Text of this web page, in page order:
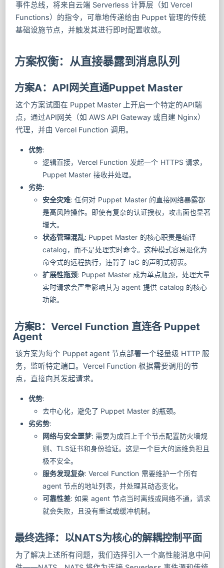
事件总线，将来自云端 Serverless 计算层（如 Vercel
Functions）的指令，可靠地传递给由 Puppet 管理的传统
基础设施节点，并触发其进行即时配置收敛。
方案权衡：从直接暴露到消息队列
方案A：API网关直通Puppet Master
这个方案试图在 Puppet Master 上开启一个特定的API端
点，通过API网关（如 AWS API Gateway 或自建 Nginx）
代理，并由 Vercel Function 调用。
优势:
逻辑直接，Vercel Function 发起一个 HTTPS 请求，
Puppet Master 接收并处理。
劣势:
安全灾难: 任何对 Puppet Master 的直接网络暴露都
是高风险操作。即使有复杂的认证授权，攻击面也显著
增大。
状态管理混乱: Puppet Master 的核心职责是编译
catalog，而不是处理实时命令。这种模式容易退化为
命令式的远程执行，违背了 IaC 的声明式初衷。
扩展性瓶颈: Puppet Master 成为单点瓶颈，处理大量
实时请求会严重影响其为 agent 提供 catalog 的核心
功能。
方案B：Vercel Function 直连各 Puppet
Agent
该方案为每个 Puppet agent 节点部署一个轻量级 HTTP 服
务，监听特定端口。Vercel Function 根据需要调用的节
点，直接向其发起请求。
优势:
去中心化，避免了 Puppet Master 的瓶颈。
劣劣势:
网络与安全噩梦: 需要为成百上千个节点配置防火墙规
则、TLS证书和身份验证。这是一个巨大的运维负担且
极不安全。
服务发现复杂: Vercel Function 需要维护一个所有
agent 节点的地址列表，并处理其动态变化。
可靠性差: 如果 agent 节点当时离线或网络不通，请求
就会失败，且没有重试或缓冲机制。
最终选择：以NATS为核心的解耦控制平面
为了解决上述所有问题，我们选择引入一个高性能消息中间